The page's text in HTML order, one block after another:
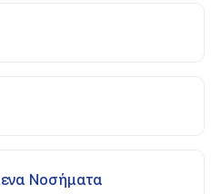
Νοσήματα